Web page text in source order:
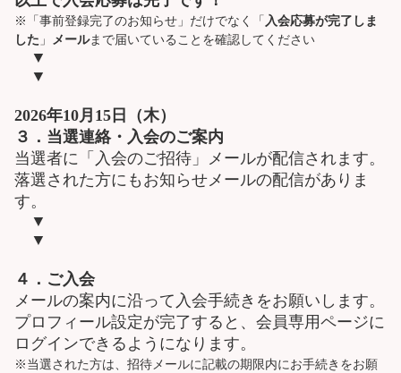
※「事前登録完了のお知らせ」だけでなく「入会応募が完了しま
した 」 メールまで届いていることを確認してください
▼
▼
2026年10月15日（木）
３．当選連絡・入会のご案内
当選者に「入会のご招待」メールが配信されます。
落選された方にもお知らせメールの配信がありま
す。
▼
▼
４．ご入会
メールの案内に沿って入会手続きをお願いします。
プロフィール設定が完了すると、会員専用ページに
ログインできるようになります。
※当選された方は、招待メールに記載の期限内にお手続きをお願